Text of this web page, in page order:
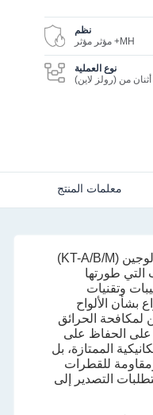
نظم
MH+ مؤثر مؤثر
نوع العملية
من (رولز لاين)
معلمات المنتج
كانت المادة PE الخالية من الهالوجين (KT-A/B/M)
طورتها
وتقنيات
الألواح
لمكافحة الحرائق
الحفاظ على
الممتازة، بل
للقطرات
التصدير إلى